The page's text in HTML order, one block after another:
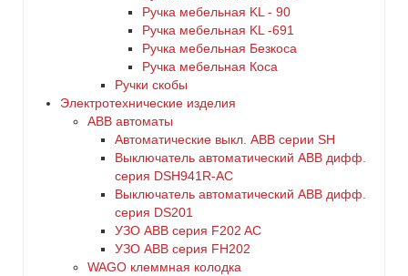
Ручка мебельная KL - 90
Ручка мебельная KL -691
Ручка мебельная Безкоса
Ручка мебельная Коса
Ручки скобы
Электротехнические изделия
ABB автоматы
Автоматические выкл. ABB серии SH
Выключатель автоматический ABB дифф.
серия DSH941R-AC
Выключатель автоматический АВВ дифф.
серия DS201
УЗО ABB серия F202 AC
УЗО АВВ серия FH202
WAGO клеммная колодка